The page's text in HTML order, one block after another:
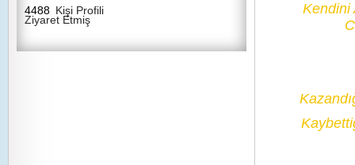
4488 Kişi Profili
Ziyaret Etmiş
Kendini